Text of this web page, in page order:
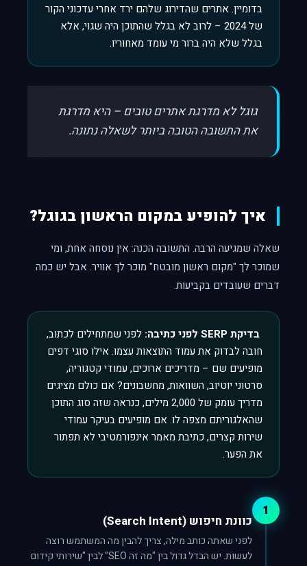
בדומיין. אתרים שהדירוג שלהם ירד אחרי עדכוני הקור
של 2024 – לרוב לא בגלל שהתוכן היה שגוי, אלא
בגלל שלא היה ברור מי עומד מאחוריו.
גוגל לא מדרגת אתרים טובים – היא מדרגת
את התשובה הטובה ביותר לשאלה נתונה.
איך להופיע במקום הראשון בגוגל?
שאלה שמגיעה הרבה. התשובה הכנה: אין נוסחה אחת, ומי
שמוכר לך "מקום ראשון מובטח" מוכר לך אוויר. אבל יש כמה
דברים שעובדים בקביעות.
בדיקת SERP לפני כתיבה:
לפני שמתחילים לכתוב,
חובה לבדוק את עמוד התוצאות עצמו. אילו סוגי דפים
מופיעים שם – מדריכים ארוכים, עמודי קטגוריה,
סרטוני יוטיוב, השוואות, מחשבונים? אם כולם מציגים
מדריך עומק של 2,000 מילים, כנראה שזה סוג התוכן
שהאלגוריתם מצפה לו. אם מופיעים בעיקר עמודי
שירות קצרים, כתיבת מאמר אינפורמטיבי לא תפתור
את הפער.
1
כוונת חיפוש (Search Intent)
לפני שאתה כותב מילה, צריך להבין מה המשתמש רוצה
לעשות. יש הבדל גדול בין "מה זה SEO" לבין "שירותי קידום